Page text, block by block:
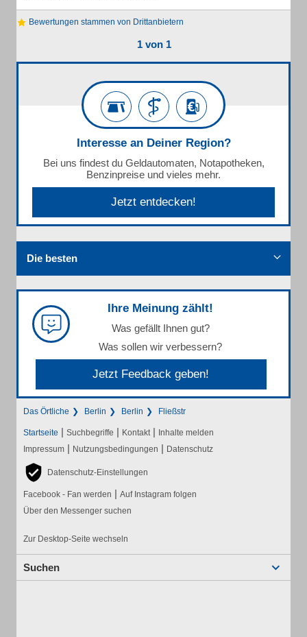
Bewertungen stammen von Drittanbietern
1 von 1
Interesse an Deiner Region?
Bei uns findest du Geldautomaten, Notapotheken,
Benzinpreise und vieles mehr.
Jetzt entdecken!
Die besten
Ihre Meinung zählt!
Was gefällt Ihnen gut?
Was sollen wir verbessern?
Jetzt Feedback geben!
Das Örtliche Berlin Berlin Fließstr
Startseite | Suchbegriffe | Kontakt | Inhalte melden
Impressum | Nutzungsbedingungen | Datenschutz
Datenschutz-Einstellungen
Facebook - Fan werden | Auf Instagram folgen
Über den Messenger suchen
Zur Desktop-Seite wechseln
Suchen